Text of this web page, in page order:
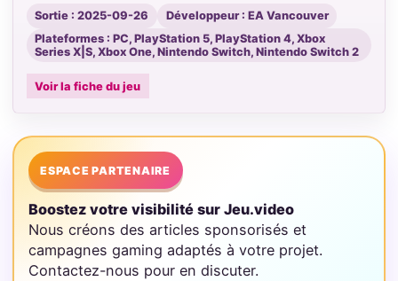
Sortie : 2025-09-26
Développeur : EA Vancouver
Plateformes : PC, PlayStation 5, PlayStation 4, Xbox
Series X|S, Xbox One, Nintendo Switch, Nintendo Switch 2
Voir la fiche du jeu
ESPACE PARTENAIRE
Boostez votre visibilité sur Jeu.video
Nous créons des articles sponsorisés et
campagnes gaming adaptés à votre projet.
Contactez-nous pour en discuter.